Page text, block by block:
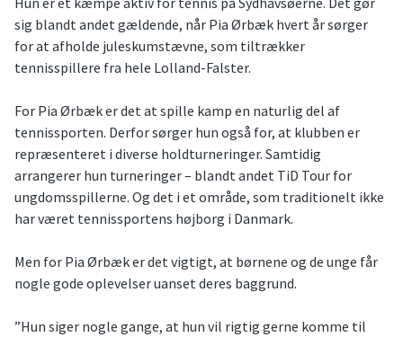
sig blandt andet gældende, når Pia Ørbæk hvert år sørger
for at afholde juleskumstævne, som tiltrækker
tennisspillere fra hele Lolland-Falster.
For Pia Ørbæk er det at spille kamp en naturlig del af
tennissporten. Derfor sørger hun også for, at klubben er
repræsenteret i diverse holdturneringer. Samtidig
arrangerer hun turneringer – blandt andet TiD Tour for
ungdomsspillerne. Og det i et område, som traditionelt ikke
har været tennissportens højborg i Danmark.
Men for Pia Ørbæk er det vigtigt, at børnene og de unge får
nogle gode oplevelser uanset deres baggrund.
”Hun siger nogle gange, at hun vil rigtig gerne komme til